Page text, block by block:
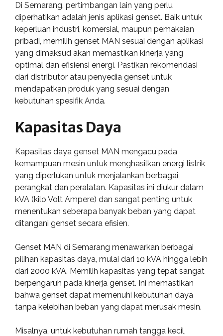
Di Semarang, pertimbangan lain yang perlu
diperhatikan adalah jenis aplikasi genset. Baik untuk
keperluan industri, komersial, maupun pemakaian
pribadi, memilih genset MAN sesuai dengan aplikasi
yang dimaksud akan memastikan kinerja yang
optimal dan efisiensi energi. Pastikan rekomendasi
dari distributor atau penyedia genset untuk
mendapatkan produk yang sesuai dengan
kebutuhan spesifik Anda.
Kapasitas Daya
Kapasitas daya genset MAN mengacu pada
kemampuan mesin untuk menghasilkan energi listrik
yang diperlukan untuk menjalankan berbagai
perangkat dan peralatan. Kapasitas ini diukur dalam
kVA (kilo Volt Ampere) dan sangat penting untuk
menentukan seberapa banyak beban yang dapat
ditangani genset secara efisien.
Genset MAN di Semarang menawarkan berbagai
pilihan kapasitas daya, mulai dari 10 kVA hingga lebih
dari 2000 kVA. Memilih kapasitas yang tepat sangat
berpengaruh pada kinerja genset. Ini memastikan
bahwa genset dapat memenuhi kebutuhan daya
tanpa kelebihan beban yang dapat merusak mesin.
Misalnya, untuk kebutuhan rumah tangga kecil,